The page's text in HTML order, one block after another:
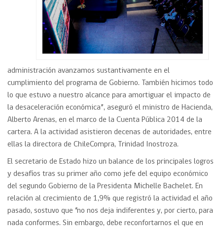
administración avanzamos sustantivamente en el
cumplimiento del programa de Gobierno. También hicimos todo
lo que estuvo a nuestro alcance para amortiguar el impacto de
la desaceleración económica”, aseguró el ministro de Hacienda,
Alberto Arenas, en el marco de la Cuenta Pública 2014 de la
cartera. A la actividad asistieron decenas de autoridades, entre
ellas la directora de ChileCompra, Trinidad Inostroza.
El secretario de Estado hizo un balance de los principales logros
y desafíos tras su primer año como jefe del equipo económico
del segundo Gobierno de la Presidenta Michelle Bachelet. En
relación al crecimiento de 1,9% que registró la actividad el año
pasado, sostuvo que “no nos deja indiferentes y, por cierto, para
nada conformes. Sin embargo, debe reconfortarnos el que en